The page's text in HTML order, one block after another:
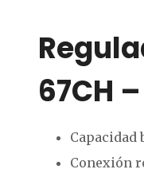
67CH
Capacidad
Conexión